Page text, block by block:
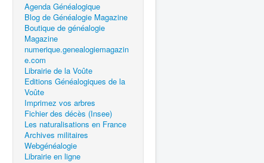
Agenda Généalogique
Blog de Généalogie Magazine
Boutique de généalogie
Magazine
numerique.genealogiemagazin
e.com
Librairie de la Voûte
Editions Généalogiques de la
Voûte
Imprimez vos arbres
Fichier des décès (Insee)
Les naturalisations en France
Archives militaires
Webgénéalogie
Librairie en ligne